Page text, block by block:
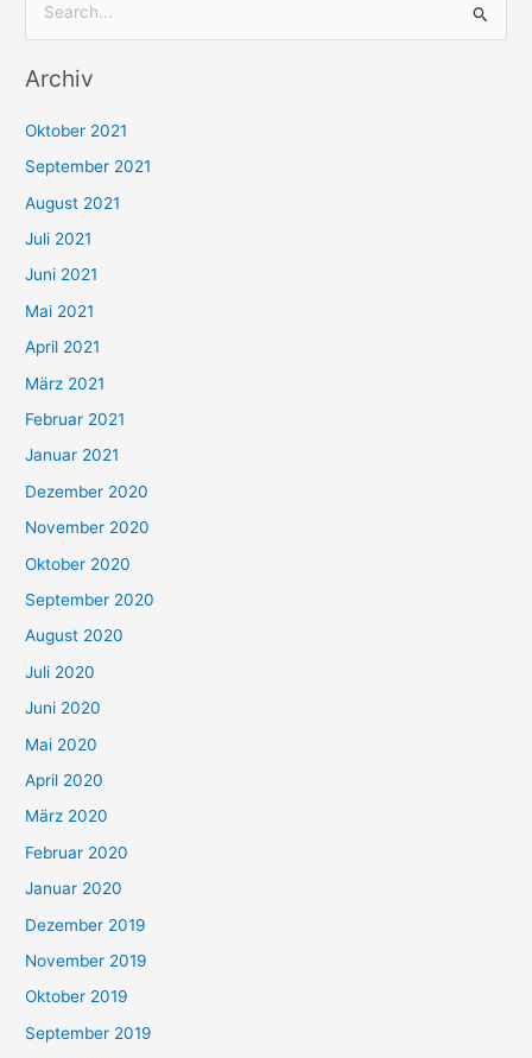
c
n
n
a
c
h
:
Archiv
Oktober 2021
September 2021
August 2021
Juli 2021
Juni 2021
Mai 2021
April 2021
März 2021
Februar 2021
Januar 2021
Dezember 2020
November 2020
Oktober 2020
September 2020
August 2020
Juli 2020
Juni 2020
Mai 2020
April 2020
März 2020
Februar 2020
Januar 2020
Dezember 2019
November 2019
Oktober 2019
September 2019